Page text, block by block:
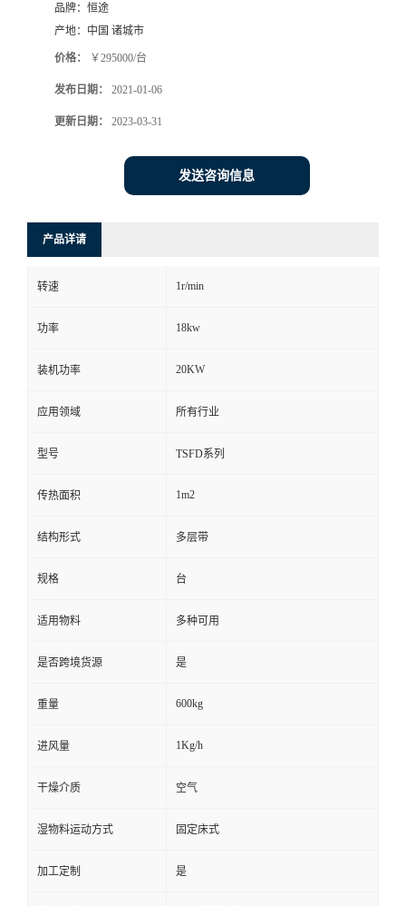
品牌： 恒途
产地： 中国 诸城市
价格： ￥295000/台
发布日期： 2021-01-06
更新日期： 2023-03-31
发送咨询信息
产品详请
转速 1r/min
功率 18kw
装机功率 20KW
应用领域 所有行业
型号 TSFD系列
传热面积 1m2
结构形式 多层带
规格 台
适用物料 多种可用
是否跨境货源 是
重量 600kg
进风量 1Kg/h
干燥介质 空气
湿物料运动方式 固定床式
加工定制 是